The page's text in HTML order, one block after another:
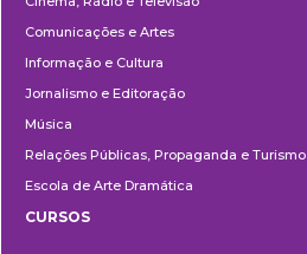
Comunicações e Artes
Informação e Cultura
Jornalismo e Editoração
Música
Relações Públicas, Propaganda e Turismo
Escola de Arte Dramática
CURSOS